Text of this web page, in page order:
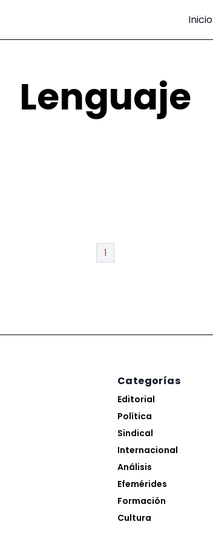
Inicio
Lenguaje
1
Categorías
Editorial
Política
Sindical
Internacional
Análisis
Efemérides
Formación
Cultura